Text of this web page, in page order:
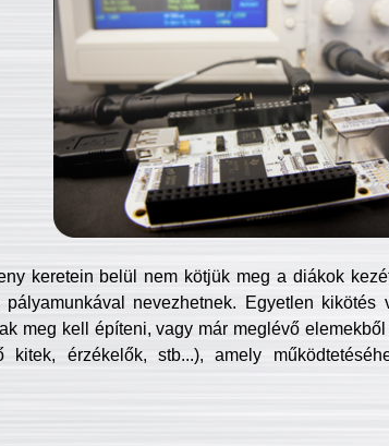
keretein belül nem kötjük meg a diákok
pályamunkával nevezhetnek. Egyetlen
meg kell építeni, vagy már meglévő
kitek, érzékelők, stb...), amely